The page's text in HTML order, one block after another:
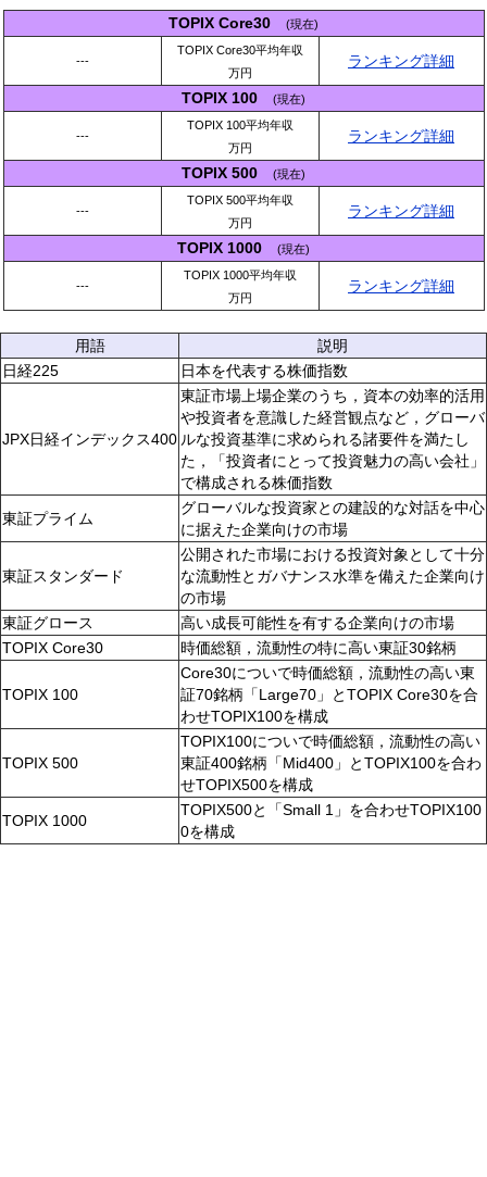
TOPIX Core30 (現在)
---
TOPIX Core30平均年収
万円
ランキング詳細
TOPIX 100 (現在)
---
TOPIX 100平均年収
万円
ランキング詳細
TOPIX 500 (現在)
---
TOPIX 500平均年収
万円
ランキング詳細
TOPIX 1000 (現在)
---
TOPIX 1000平均年収
万円
ランキング詳細
用語
説明
日経225
日本を代表する株価指数
JPX日経インデックス400
東証市場上場企業のうち，資本の効率的活用
や投資者を意識した経営観点など，グローバ
ルな投資基準に求められる諸要件を満たし
た，「投資者にとって投資魅力の高い会社」
で構成される株価指数
東証プライム
グローバルな投資家との建設的な対話を中心
に据えた企業向けの市場
東証スタンダード
公開された市場における投資対象として十分
な流動性とガバナンス水準を備えた企業向け
の市場
東証グロース
高い成長可能性を有する企業向けの市場
TOPIX Core30
時価総額，流動性の特に高い東証30銘柄
TOPIX 100
Core30についで時価総額，流動性の高い東
証70銘柄「Large70」とTOPIX Core30を合
わせTOPIX100を構成
TOPIX 500
TOPIX100についで時価総額，流動性の高い
東証400銘柄「Mid400」とTOPIX100を合わ
せTOPIX500を構成
TOPIX 1000
TOPIX500と「Small 1」を合わせTOPIX100
0を構成